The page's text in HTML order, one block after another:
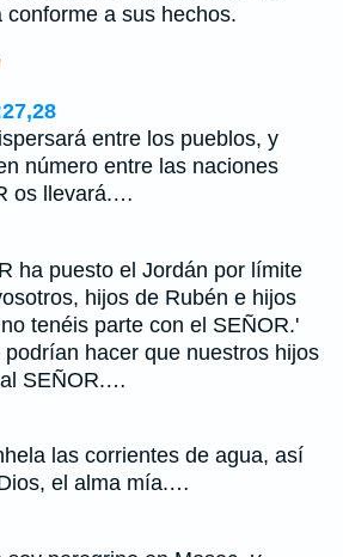
conforme a sus hechos.
entre los pueblos, y
número entre las naciones
os llevará.…
ha puesto el Jordán por límite
hijos de Rubén e hijos
tenéis parte con el SEÑOR.'
hacer que nuestros hijos
SEÑOR.…
las corrientes de agua, así
el alma mía.…